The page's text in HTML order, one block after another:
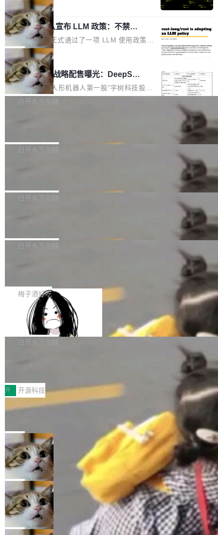
问，围绕开源鸿蒙技术能力、设备适配、芯片适
配、功耗与稳定性调优、兼容性测评及统一互联
等内容展开系统讲解和实战交流，帮助企业进一
步了解开源鸿蒙在智能...
恢复，大约 12 小时。 这是 2026 年 8 月的第六
起事故，其中四起与 AI/Copilot 服务相关。 Git
Hub 员工 kdaigle 在 HN 讨论中贴出了一组数
据：2025 年全年 10 亿次 commit。现在，每周
2.75 亿次，全年预计 140 亿次。GitHub...
的编程 Agent Harness，核心设计围绕两个抽
象：Recursive Language Model（RLM）和 C
ontinual Harness。在 ARC-AGI 3 基准测试
上，Prime Agent + Opus 5 的组合达到了 95.
5% RHAE Best@1，超过了 ARC 报告的人类专
家基线 95.4%。 不是又一个 coding agent 包装
器 Prime Agent 的架构和市面上大多数 coding
agent 有本质区别。大多数 agent harness 的设
计是基于早期模型的能力—...
局
Rust 项目团队宣布 LLM 政策：不禁
止，但你要承认哪些代码不是你写的
Rust 语言项目正式通过了一项 LLM 使用政策，
覆盖 rust-lang/rust 单一仓库的代码贡献。这不
是项目级别的官方立场，目前由五个团队采纳，
但它可能是主流开源项目中关于 AI 辅助贡献最
细致的一份规则。 政策的核心只有一句话：LLM
可以用来分析、提炼、审阅、建议，但不能用来
不得生成涉及安全性的关键变更，除非作者本身
局
宇树科技 IPO 战略配售曝光：DeepSe
ek 获配 93.3 万股，锁定 36 个月
8月6日晚间，“人形机器人第一股”宇树科技股份
有限公司披露IPO发行价格及战略配售结果，杭
36个月。 公告显示，本次宇树科技战略配售对
员工参与设立的专项资产管理计划。其中，Dee
获配9...
白开水不加糖
Bug fixes and enhancements 修复多次传递同
一个回归问题，该问题导致拉取镜像时会拒绝包
题，该问题可能导致在旧版 Linux 内核...
白开水不加糖
e 孵化器项目管理委员会（IPMC）投票中获得
P）！这一里程碑不仅标志着 Fluss 迈入新的发
白开水不加糖
长期停止内容更新，未能实现其作为“AI版维基百
提交的编辑请求也长期处于待处理状态。 Groki
pedia 于去年底上线，定位为由人工智能生成内
容的百科平台，被马斯克视为传统众包百科网站
维基百科的替代方案。Lawfare 调查发现，无论
热门页面还是低关注度页面，均未出现近期更
白开水不加糖
是这样的：配 MessageSource 的 Bean、写 R
eloadableResourceBundleMessageSource、
声明 LocaleResolver、注册 LocaleChangeInt
erceptor…五六步之后才能看到第一行翻译文
本。 Solon 换了个方式。整个 i18n 模块围绕三
梅子酒好吃
Apache Doris 4.1 全面增强 Iceberg：
支持 UPDATE、MERGE INTO 与 Iceb
erg V3
Apache Doris 4.1 要补齐的，正是缺失的那一
半。在已有查询能力的基础上，Doris 进一步支
常维护操作，并完整支持 Iceberg V3 格式。
白开水不加糖
村国家自主创新示范区会议中心开幕。本届大会
由中关村智联软件服务业质量创新联盟主办，以
“智构可信·质创未来——AI原生时代的质量新范
式”为主题，直面AI从实验室走向规模化产业落地
的核心质量命题。会上，《2026智能研发生产力
工具选型手册》发布，Testin云测的Testin XAge
nt智能测试系统入选AI测试领域代表产品。对CI
O而言，这提示了一个转变：AI测试正在从效率
工具升级为企业的质量基础设施。 CIO面对的新
现实 过去两年，CIO们的焦虑清单上多了两项：
一是如何让大模型和智能体应用安全地从PoC走
向生产，二是如何让测试团队跟得上AI应用...
开 开源科技
让非法状态不可表示：一篇关于 ADT
有一种东西，一旦用过就回不去了。Alex Fedos
eev 管它叫"软件设计的基石"。 他说的东西不新
鲜——代数数据类型（ADT），尤其是和类型
（sum type）。但他说清楚了一件事：这不是类
型系统的学术体操，是日常编码的思维方式。 文
章从一个简单的例子切入。一个网站的深色主题
设置，如果用布尔值 + 可空字段来表示——bool
ean 表示是否可切换，nullable 的默认模式、浅
色方案、深色方案——会产生大量无意义的组
合。方案缺了、配置冲突了、全 null 了。要知道
局
Cloudflare 开源内部企业 AI 平台 Clou
dflare OS
Cloudflare 发布了一个开源项目 Cloudflare O
S。如果你只看官方博客，你会觉得这是又一
个"AI 知识库 + 聊天机器人"——每个大厂都在
做，没什么新鲜的。 但 Kenton Varda 在 Twitte
r 上把事情说清楚了： 今天我们发布了 Cloudfla
re OS，一个带连接器的聊天机器人，跟其他所
局
Deno 团队开源 Celld，可自托管的分
布式 Durable Objects
Ryan Dahl 领导的 Deno 团队推出了最新开源项
目 Celld，一个能在自己机器上运行 Cloudflare